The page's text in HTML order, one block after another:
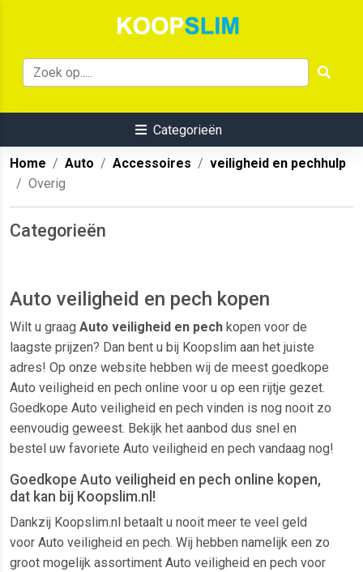
Categorieën
Home Auto Accessoires
veiligheid en pechhulp
Overig
Categorieën
Auto veiligheid en pech kopen
Wilt u graag Auto veiligheid en pech kopen voor de
laagste prijzen? Dan bent u bij Koopslim aan het juiste
adres! Op onze website hebben wij de meest goedkope
Auto veiligheid en pech online voor u op een rijtje gezet.
Goedkope Auto veiligheid en pech vinden is nog nooit zo
eenvoudig geweest. Bekijk het aanbod dus snel en
bestel uw favoriete Auto veiligheid en pech vandaag nog!
Goedkope Auto veiligheid en pech online kopen,
dat kan bij Koopslim.nl!
Dankzij Koopslim.nl betaalt u nooit meer te veel geld
voor Auto veiligheid en pech. Wij hebben namelijk een zo
groot mogelijk assortiment Auto veiligheid en pech voor